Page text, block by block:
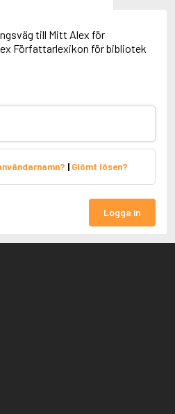
till Mitt Alex för
Författarlexikon för bibliotek
| Glömt lösen?
Logga in